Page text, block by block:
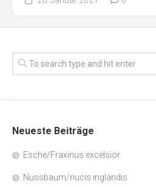
Neueste Beiträge
Esche/Fraxinus excelsior
Nussbaum/nucis inglandis